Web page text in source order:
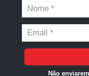
Não